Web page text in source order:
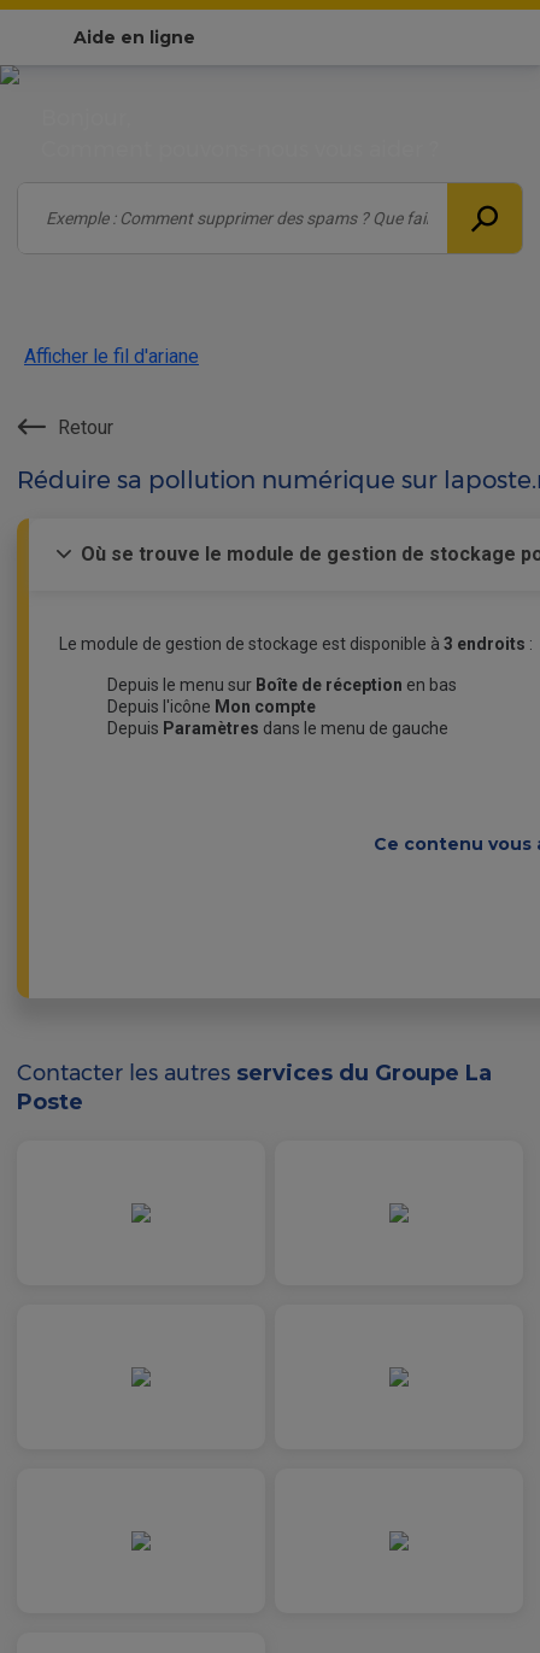
Aide en ligne
Afficher le fil d'ariane
Retour
Réduire sa pollution numérique sur
Où se trouve le module de gestion de stockage
Le module de gestion de stockage est disponible à 3 endroits :
Depuis le menu sur Boîte de réception en bas
Depuis l'icône Mon compte
Depuis Paramètres dans le menu de gauche
Ce contenu
Contacter les autres services du Groupe La
Poste